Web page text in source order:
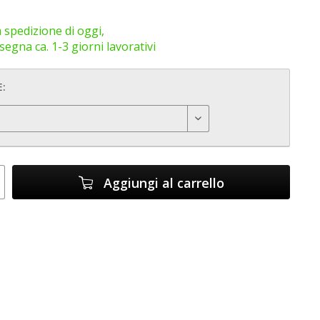
di oggi,
ca. 1-3 giorni lavorativi
Aggiungi al carrello